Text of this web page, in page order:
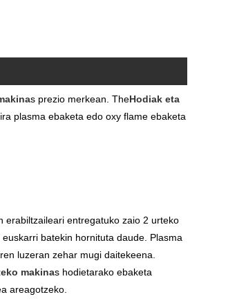
s prezio merkean. TheHodiak eta
plasma ebaketa edo oxy flame ebaketa
erabiltzaileari entregatuko zaio 2 urteko
batekin hornituta daude. Plasma
luzeran zehar mugi daitekeena.
makinas hodietarako ebaketa
areagotzeko.